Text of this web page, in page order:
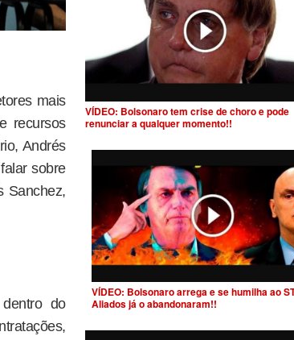
mais
recursos
Andrés
sobre
Sanchez,
do
VÍDEO: Bolsonaro tem crise de choro e pode
renunciar a qualquer momento!!
VÍDEO: Bolsonaro arrega e se humilha ao
Aliados já o abandonaram!!